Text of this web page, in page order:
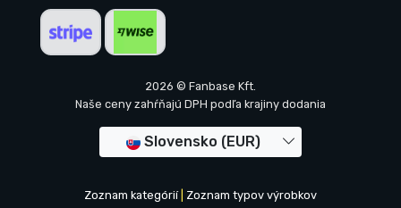
2026 © Fanbase Kft.
Naše ceny zahŕňajú DPH podľa krajiny dodania
Slovensko (EUR)
Zoznam kategórií| Zoznam typov výrobkov